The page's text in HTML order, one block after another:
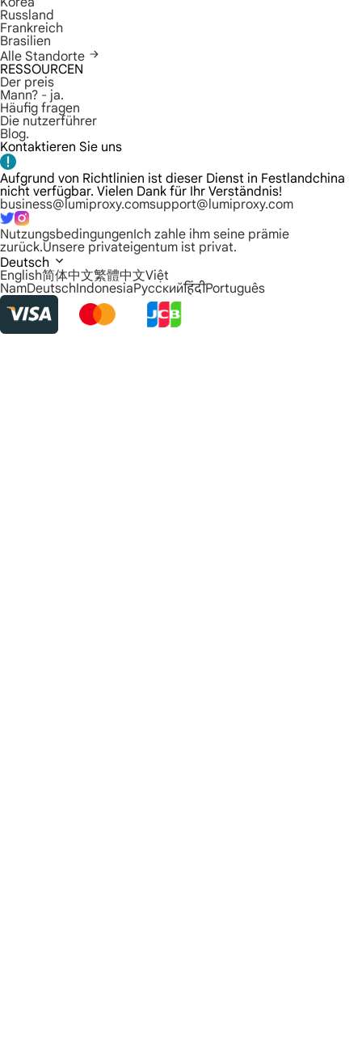
Russland
Frankreich
Brasilien
Alle Standorte
RESSOURCEN
Der preis
Mann? - ja.
Häufig fragen
Die nutzerführer
Blog.
Kontaktieren Sie uns
Aufgrund von Richtlinien ist dieser Dienst in Festlandchina
nicht verfügbar. Vielen Dank für Ihr Verständnis!
business@lumiproxy.comsupport@lumiproxy.com
NutzungsbedingungenIch zahle ihm seine prämie
zurück.Unsere privateigentum ist privat.
Deutsch
English简体中文繁體中文Việt
NamDeutschIndonesiaРусскийहिंदीPortuguês